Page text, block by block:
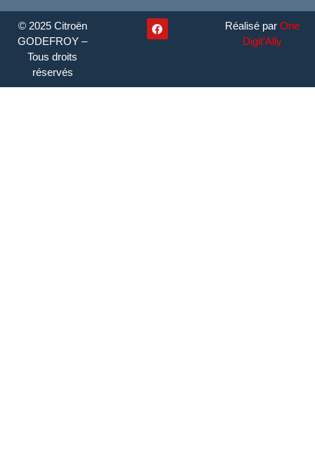
© 2025 Citroën
GODEFROY –
Tous droits
réservés
Réalisé parOne
Digit’Ally